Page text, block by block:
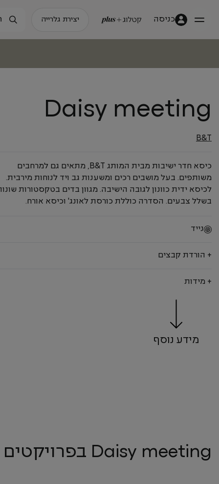
כניסה יצירת גלרייה
Daisy meeting
B&T
כיסא חדר ישיבות מבית המותג B&T, מתאים גם למרחבים
משותפים. בעל מושבים רכים ומשענות גב ויד לנוחות מירבית.
לכיסא ידית כוונון לגובה הישיבה. מגוון בדים בטקסטורות
בשלל צבעים. הסדרה כוללת כורסת לאונג' וכיסא אורח.
נייד
+ הורדת קבצים
+ מידות
מידע נוסף
Daisy meeting בפרויקטים השונים